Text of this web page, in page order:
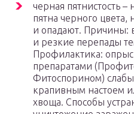
черная пятнистость –
пятна черного
и опадают. Причины:
и резкие перепады
Профилактика:
препаратами
Фитоспорином)
крапивным настоем
хвоща. Способы